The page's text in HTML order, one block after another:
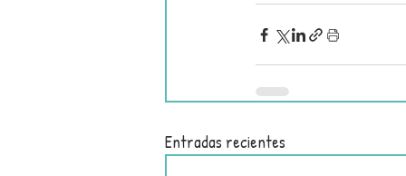
Entradas recientes